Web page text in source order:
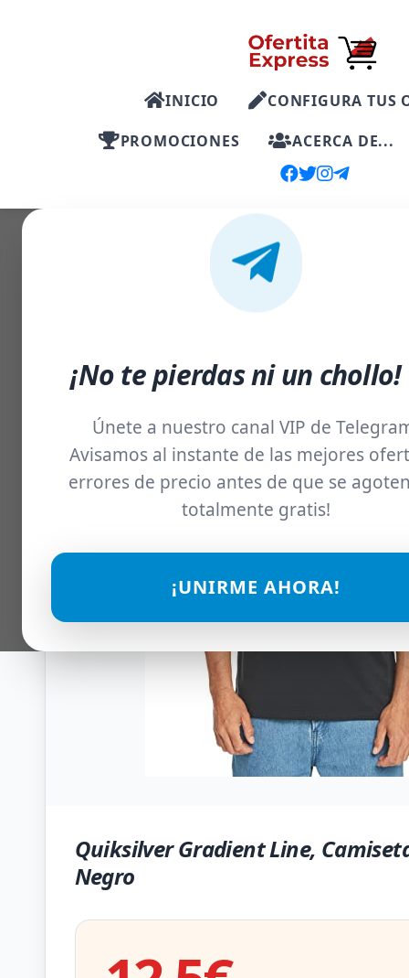
INICIO
CONFIGURA TUS
PROMOCIONES
ACERCA DE...
¡No te pierdas ni un
Únete a nuestro canal VIP de
Avisamos al instante de las mejores
errores de precio antes de que se
totalmente gratis!
¡UNIRME AHORA!
Quiksilver Gradient Line,
Negro